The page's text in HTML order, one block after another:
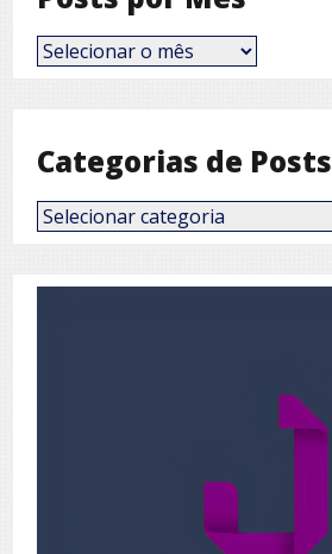
Posts
por
Categorias de Posts
Categorias
de